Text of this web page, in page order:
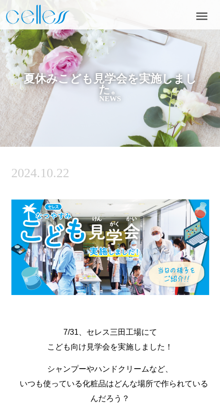
夏休みこども見学会を実施しまし
た。
NEWS
menu
2024.10.22
7/31、セレス三田工場にて
こども向け見学会を実施しました！
シャンプーやハンドクリームなど、
いつも使っている化粧品はどんな場所で作られている
んだろう？